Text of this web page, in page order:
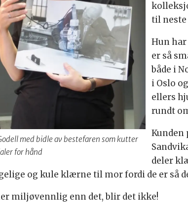
med bidle av bestefaren som kutter
for hånd
til
Hun
er så
både i
i Oslo
ellers
rundt
Kunden
deler
og kule klærne til mor fordi de er så
miljøvennlig enn det, blir det ikke!